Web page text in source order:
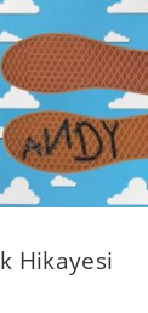
Hikayesi